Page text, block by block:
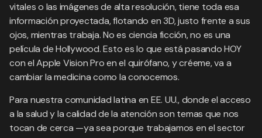
vitales o las imágenes de alta resolución, tiene toda esa
información proyectada, flotando en 3D, justo frente a sus
ojos, mientras trabaja. No es ciencia ficción, no es una
película de Hollywood. Esto es lo que está pasando HOY
con el Apple Vision Pro en el quirófano, y créeme, va a
cambiar la medicina como la conocemos.
Para nuestra comunidad latina en EE. UU., donde el acceso
a la salud y la calidad de la atención son temas que nos
tocan de cerca —ya sea porque trabajamos en el sector